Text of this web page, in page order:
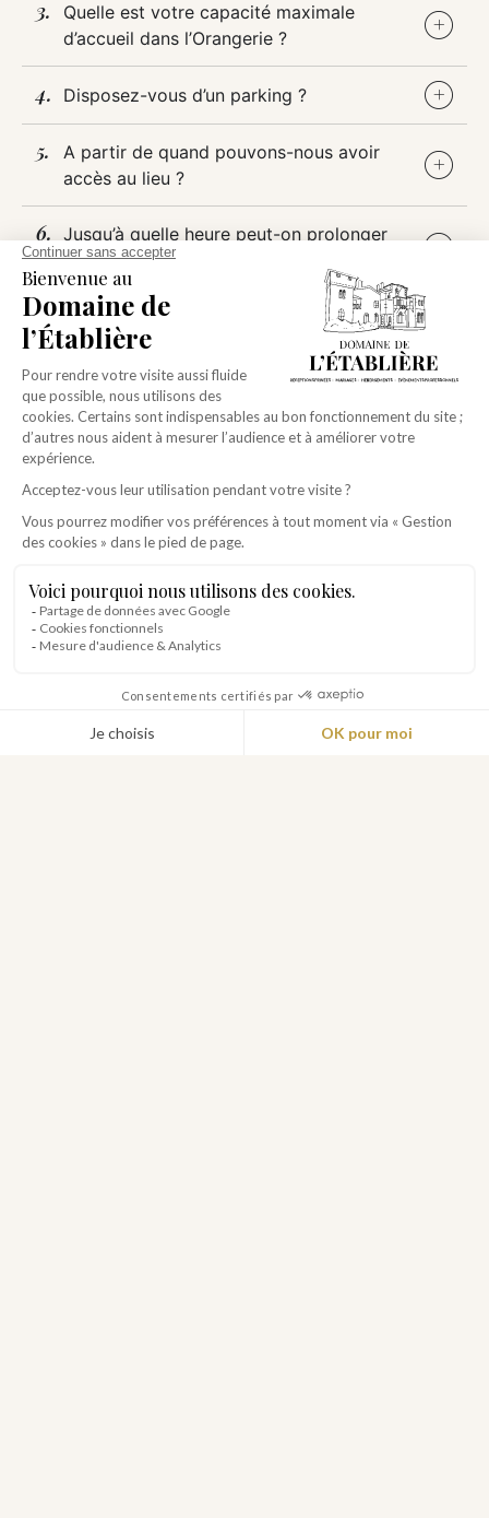
Quelle est votre capacité maximale
d’accueil dans l’Orangerie ?
Disposez-vous d’un parking ?
A partir de quand pouvons-nous avoir
accès au lieu ?
Jusqu’à quelle heure peut-on prolonger
notre soirée ?
Jusqu’à quelle heure peut-on laisser la
musique ?
Est-il possible de faire livrer du matériel
dans l’Orangerie (boissons, décoration
etc…) avant le jour du mariage ?
l’Orangerie à récupérer après notre
Pouvons-nous utiliser tous les espaces
extérieurs ?
Pouvons-nous profiter de l’étang du
Domaine ?